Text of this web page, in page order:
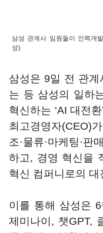
삼성 관계사 임원들이 인력개
성)
삼성은9일 전 관계
는 등 삼성의 일하
혁신하는 ‘AI 대전환’
최고경영자(CEO)
조·물류·마케팅·
하고, 경영 혁신을
혁신 컴퍼니로의
이를 통해 삼성은
제미나이, 챗GPT,